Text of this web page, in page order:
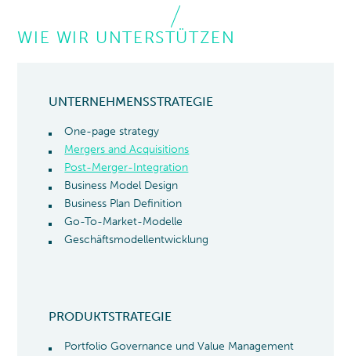
WIE WIR UNTERSTÜTZEN
UNTERNEHMENSSTRATEGIE
One-page strategy
Mergers and Acquisitions
Post-Merger-Integration
Business Model Design
Business Plan Definition
Go-To-Market-Modelle
Geschäftsmodellentwicklung
PRODUKTSTRATEGIE
Portfolio Governance und Value Management